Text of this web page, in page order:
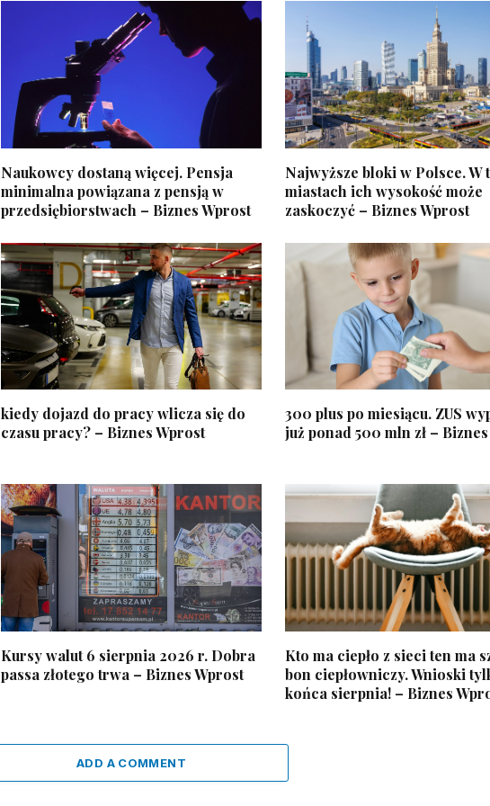
Naukowcy dostaną więcej. Pensja
minimalna powiązana z pensją w
przedsiębiorstwach – Biznes Wprost
Najwyższe bloki w Polsce. W
miastach ich wysokość może
zaskoczyć – Biznes Wprost
kiedy dojazd do pracy wlicza się do
czasu pracy? – Biznes Wprost
300 plus po miesiącu. ZUS
już ponad 500 mln zł –
Kursy walut 6 sierpnia 2026 r. Dobra
passa złotego trwa – Biznes Wprost
Kto ma ciepło z sieci ten ma
bon ciepłowniczy. Wnioski
końca sierpnia! – Biznes
ADD A COMMENT